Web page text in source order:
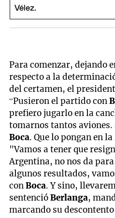
Para comenzar, dejando
respecto a la
del certamen, el
“Pusieron el partido con
prefiero jugarlo en la
tomarnos tantos aviones.
Boca. Que lo pongan en
"Vamos a tener que
Argentina, no nos da
algunos resultados,
conBoca. Y sino,
sentencióBerlanga,
marcando su